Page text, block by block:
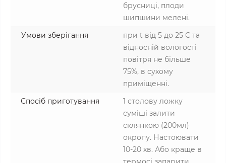
брусниці, плоди
шипшини мелені.
Умови зберігання
при t від 5 до 25 С та
відносній вологості
повітря не більше
75%, в сухому
приміщенні.
Спосіб приготування
1 столову ложку
суміші залити
склянкою (200мл)
окропу. Настоювати
10-20 хв. Або краще в